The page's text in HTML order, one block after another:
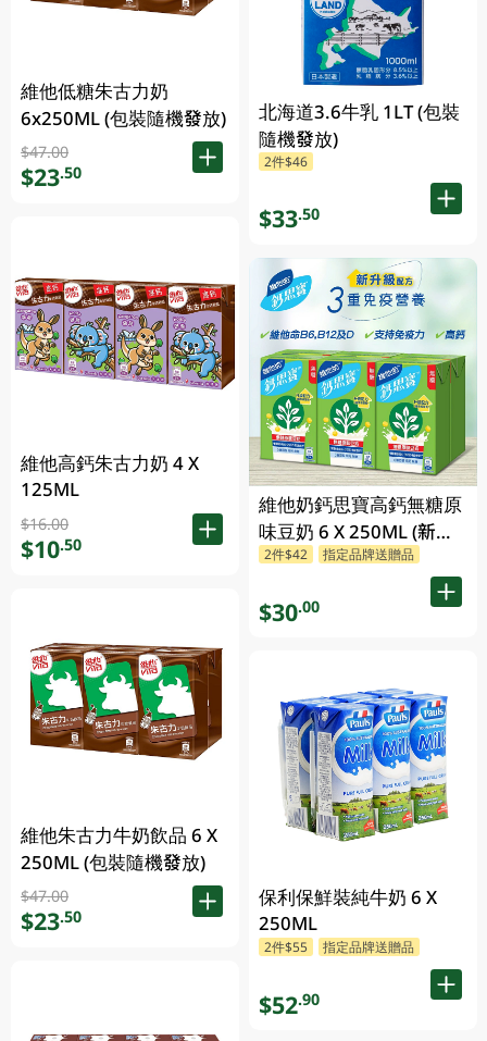
維他低糖朱古力奶
6x250ML (包裝隨機發放)
$47.00
$23.50
維他高鈣朱古力奶 4 X
125ML
$16.00
$10.50
維他朱古力牛奶飲品 6 X
250ML (包裝隨機發放)
$47.00
$23.50
北海道3.6牛乳 1LT (包裝
隨機發放)
2件$46
$33.50
維他奶鈣思寶高鈣無糖原
味豆奶 6 X 250ML (新舊
包裝隨機發貨)
2件$42 指定品牌送贈品
$30.00
保利保鮮裝純牛奶 6 X
250ML
2件$55 指定品牌送贈品
$52.90